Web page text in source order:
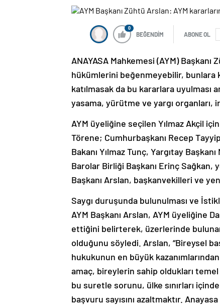
0
BEĞENDİM ABONE OL
ANAYASA Mahkemesi (AYM) Başkanı
hükümlerini beğenmeyebilir, bunlara
katılmasak da bu kararlara uyulması
yasama, yürütme ve yargı organları,
AYM üyeliğine seçilen Yılmaz Akçil
Törene; Cumhurbaşkanı Recep
Bakanı Yılmaz Tunç, Yargıtay
Barolar Birliği Başkanı Erinç Sağkan,
Başkanı Arslan, başkanvekilleri ve
Saygı duruşunda bulunulması ve
AYM Başkanı Arslan, AYM üyeliğine
ettiğini belirterek, üzerlerinde
olduğunu söyledi. Arslan, “Bireysel
hukukunun en büyük
amaç, bireylerin sahip oldukları
bu suretle sorunu, ülke sınırları
başvuru sayısını azaltmaktır.